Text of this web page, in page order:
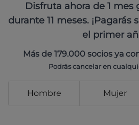
Disfruta ahora de 1 mes
durante 11 meses. ¡Pagarás
el primer
Más de 179.000 socios ya
Podrás cancelar en
Hombre Mujer